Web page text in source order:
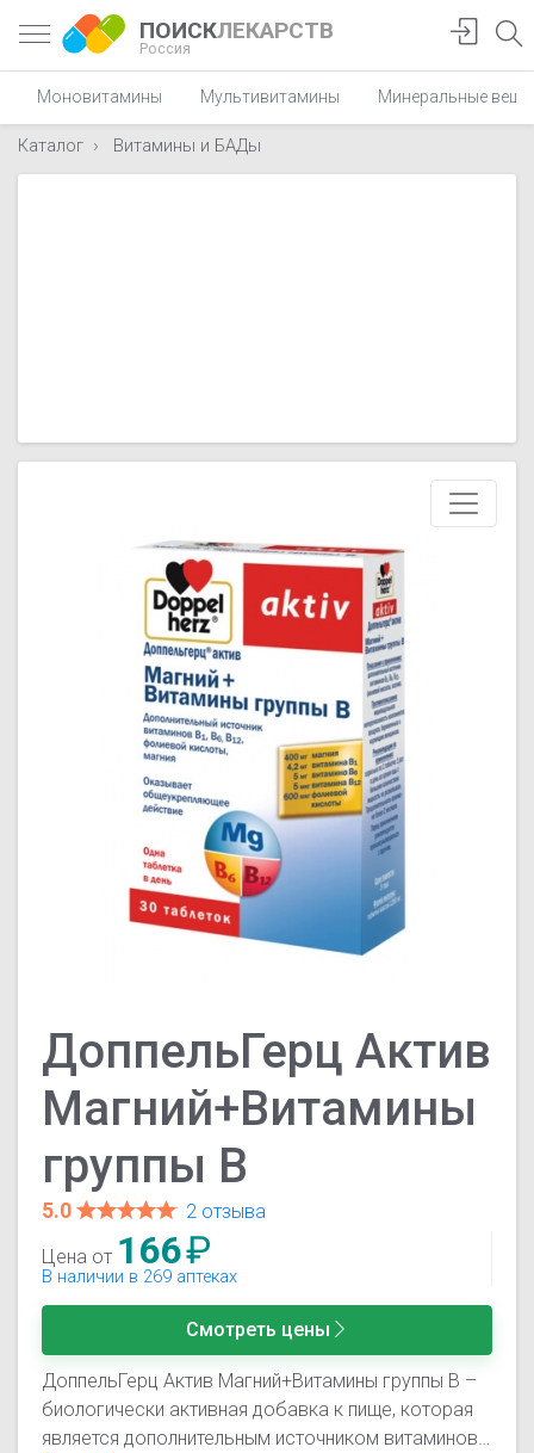
ПОИСКЛЕКАРСТВ
Россия
Моновитамины Мультивитамины Минеральные
Каталог Витамины и БАДы
ДоппельГерц Актив
Магний+Витамины
группы В
5.0
2 отзыва
Цена от 166₽
В наличии в 269 аптеках
Смотреть цены
ДоппельГерц Актив Магний+Витамины группы В –
биологически активная добавка к пище, которая
является дополнительным источником витаминов